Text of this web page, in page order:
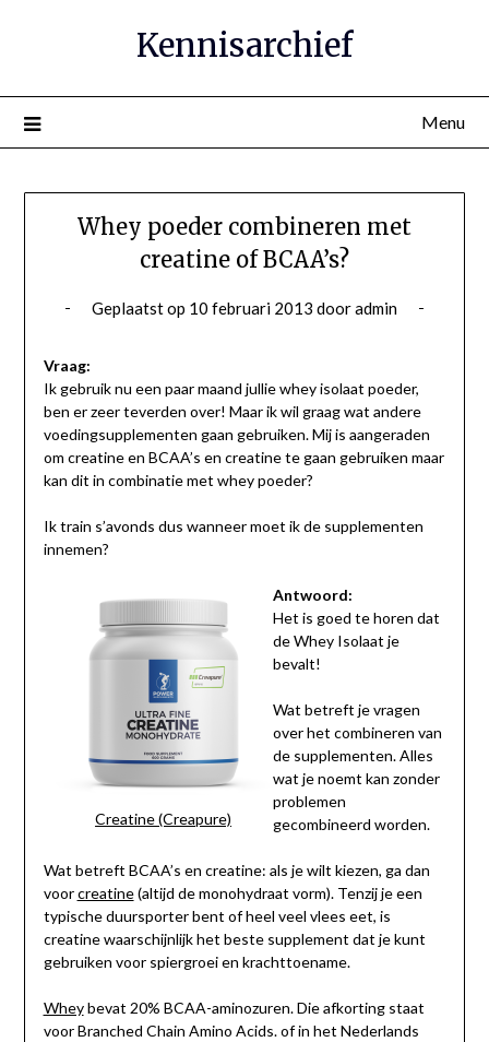
inhoud
Kennisarchief
Menu
Whey poeder combineren met
creatine of BCAA’s?
Geplaatst op 10 februari 2013 dooradmin
Vraag:
Ik gebruik nu een paar maand jullie whey isolaat poeder,
ben er zeer teverden over! Maar ik wil graag wat andere
voedingsupplementen gaan gebruiken. Mij is aangeraden
om creatine en BCAA’s en creatine te gaan gebruiken maar
kan dit in combinatie met whey poeder?
Ik train s’avonds dus wanneer moet ik de supplementen
innemen?
Creatine (Creapure)
Antwoord:
Het is goed te horen dat
de Whey Isolaat je
bevalt!
Wat betreft je vragen
over het combineren van
de supplementen. Alles
wat je noemt kan zonder
problemen
gecombineerd worden.
Wat betreft BCAA’s en creatine: als je wilt kiezen, ga dan
voorcreatine(altijd de monohydraat vorm). Tenzij je een
typische duursporter bent of heel veel vlees eet, is
creatine waarschijnlijk het beste supplement dat je kunt
gebruiken voor spiergroei en krachttoename.
Wheybevat 20% BCAA-aminozuren. Die afkorting staat
voor Branched Chain Amino Acids. of in het Nederlands